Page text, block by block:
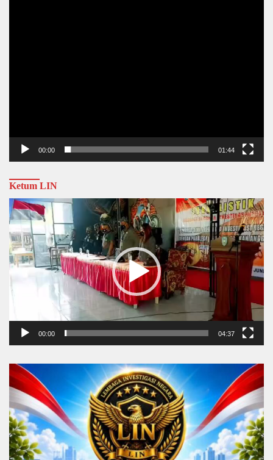
00:00 01:44
Ketum LIN
Video
Player
00:00 04:37